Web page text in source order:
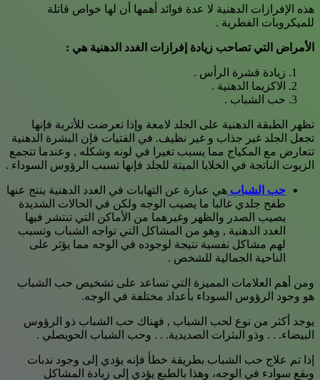
هذه الإفرازات الدهنية لا عدة فوائد أهمها أن لها خواص قاتلة
للميكروبات الفطرية .
الأمراض التي تصاحب زيادة إفرازات الغدد الدهنية هي :
زيادة قشرة الرأس .
الاكزيما الدهنية .
حب الشباب .
تظهر الطبقة الدهنية على الجلد لامعة وإذا تعرضت للأتربة فإنها
تجعل الجلد غير جذاب و غير نظيف. في الفتيات فإن البشرة الدهنية
تتعارض مع المكياج مما يسبب تغيرا في لونه وشكله , وعندما تتجمع
الزيوت الناتجة في الخلايا الميتة للجلد فإنها تسبب الرؤوس السوداء .
حب الشباب هي عبارة عن التهابات في الغدد الدهنية ينتج عنها
طفح جلدي غالبا ما يصيب الوجه ولكن في الحالات الشديدة
يصيب الصدر والظهر وغيرهما من الأماكن التي تنتشر فيها
الغدد الدهنية , وهو من المشاكل التي تواجه الشباب وتسبب
لهم مشاكل نفسية نتيجة لوجوده في الوجه مما يؤثر على
الناحية الجمالية للشخص .
ومن أهم العلامات المميزة التي تساعد على تشخيص حب الشباب
هو وجود الرؤوس السوداء بأعداد مختلفة في الوجه.
يوجد أكثر من نوع لحب الشباب , فهناك حب الشباب ذو الرؤوس
البيضاء. . . وذو البثرات الصديدية. . . وحب الشباب الحويصلي .
إذا تم علاج حب الشباب بطريقة خطأ فإنه يؤدي إلى وجود ندبات
وبقع سوادء في الوجه، وهذا بالطبع يؤدي إلى زيادة المشاكل